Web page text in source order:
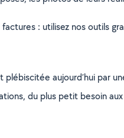
: utilisez nos outils
aujourd’hui par
du plus petit besoin